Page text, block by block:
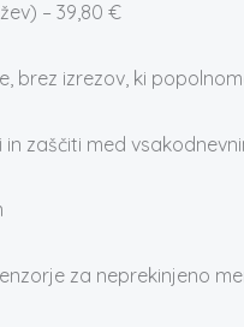
– 39,80 €
brez izrezov, ki
zaščiti med
za neprekinjeno